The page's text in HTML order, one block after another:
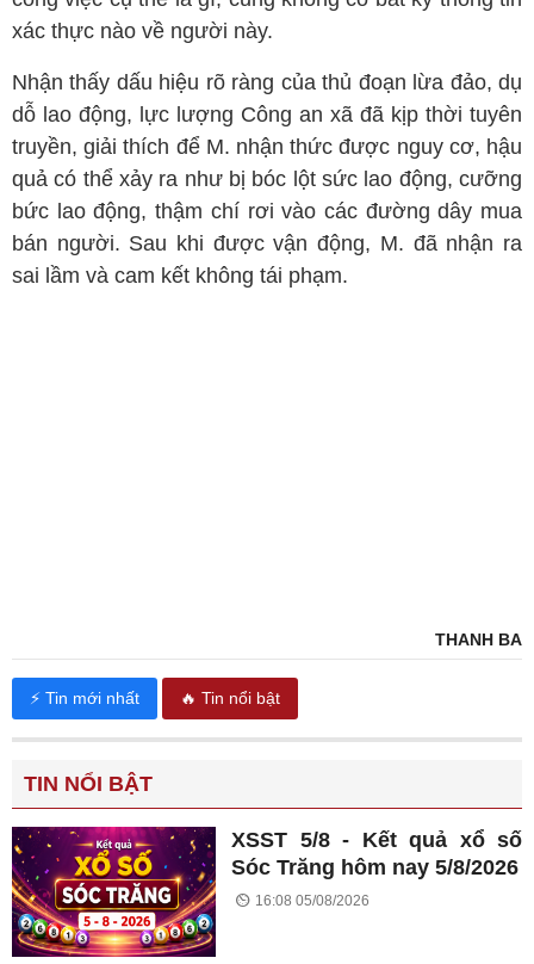
xác thực nào về người này.
Nhận thấy dấu hiệu rõ ràng của thủ đoạn lừa đảo, dụ
dỗ lao động, lực lượng Công an xã đã kịp thời tuyên
truyền, giải thích để M. nhận thức được nguy cơ, hậu
quả có thể xảy ra như bị bóc lột sức lao động, cưỡng
bức lao động, thậm chí rơi vào các đường dây mua
bán người. Sau khi được vận động, M. đã nhận ra
sai lầm và cam kết không tái phạm.
THANH BA
⚡ Tin mới nhất 🔥 Tin nổi bật
TIN NỔI BẬT
XSST 5/8 - Kết quả xổ số
Sóc Trăng hôm nay 5/8/2026
16:08 05/08/2026